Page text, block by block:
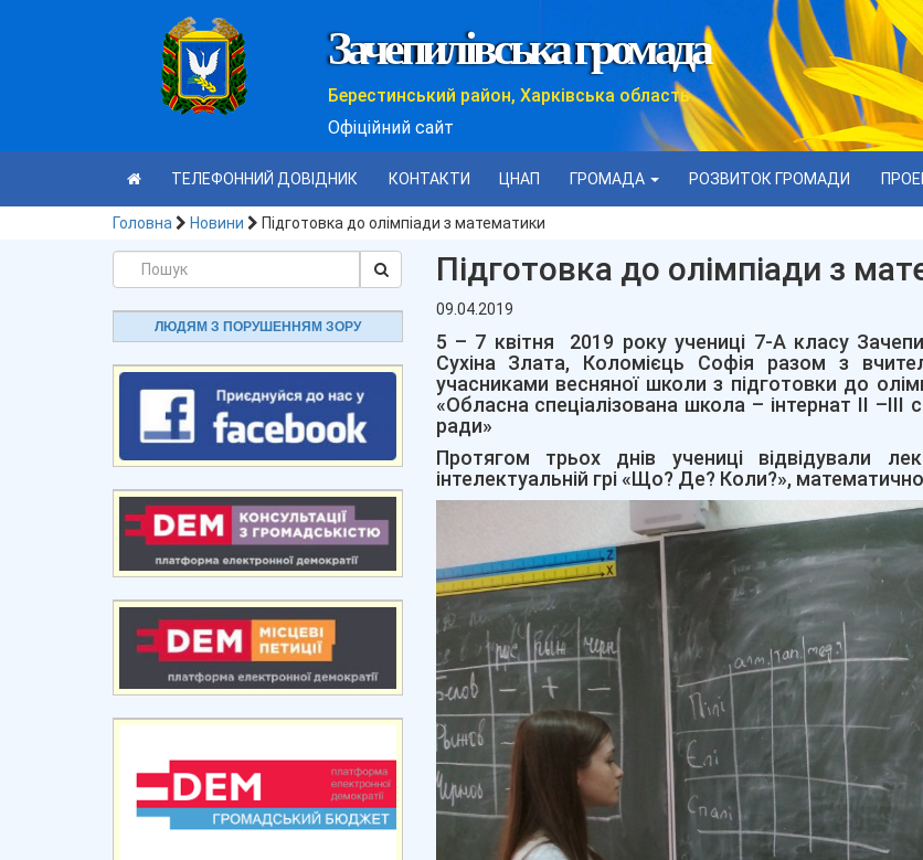
Зачепилівська громада
Берестинський район, Харківська область
Офіційний сайт
ТЕЛЕФОННИЙ ДОВІДНИК КОНТАКТИ ЦНАП ГРОМАДА РОЗВИТОК ГРОМАДИ
Головна Новини Підготовка до олімпіади з математики
ЛЮДЯМ З ПОРУШЕННЯМ ЗОРУ
Підготовка до олімпіади з
09.04.2019
5 – 7 квітня 2019 року учениці 7-А класу
Сухіна Злата, Коломієць Софія разом з
учасниками весняної школи з підготовки до
«Обласна спеціалізована школа – інтернат ІІ
ради»
Протягом трьох днів учениці відвідували
інтелектуальній грі «Що? Де? Коли?»,